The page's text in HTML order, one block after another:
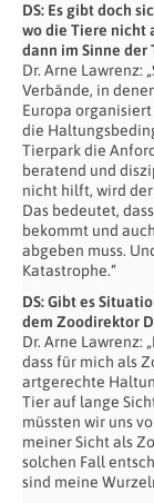
DS: Es gibt doch
wo die Tiere nicht
dann im Sinne der
Dr. Arne Lawrenz:
Verbände, in
Europa
die
Tierpark die
beratend und
nicht hilft, wird der
Das bedeutet,
bekommt und
abgeben muss.
Katastrophe.“
DS: Gibt es
dem Zoodirektor
Dr. Arne Lawrenz:
dass für mich als
artgerechte
Tier auf lange
müssten wir uns
meiner Sicht als
solchen Fall
sind meine